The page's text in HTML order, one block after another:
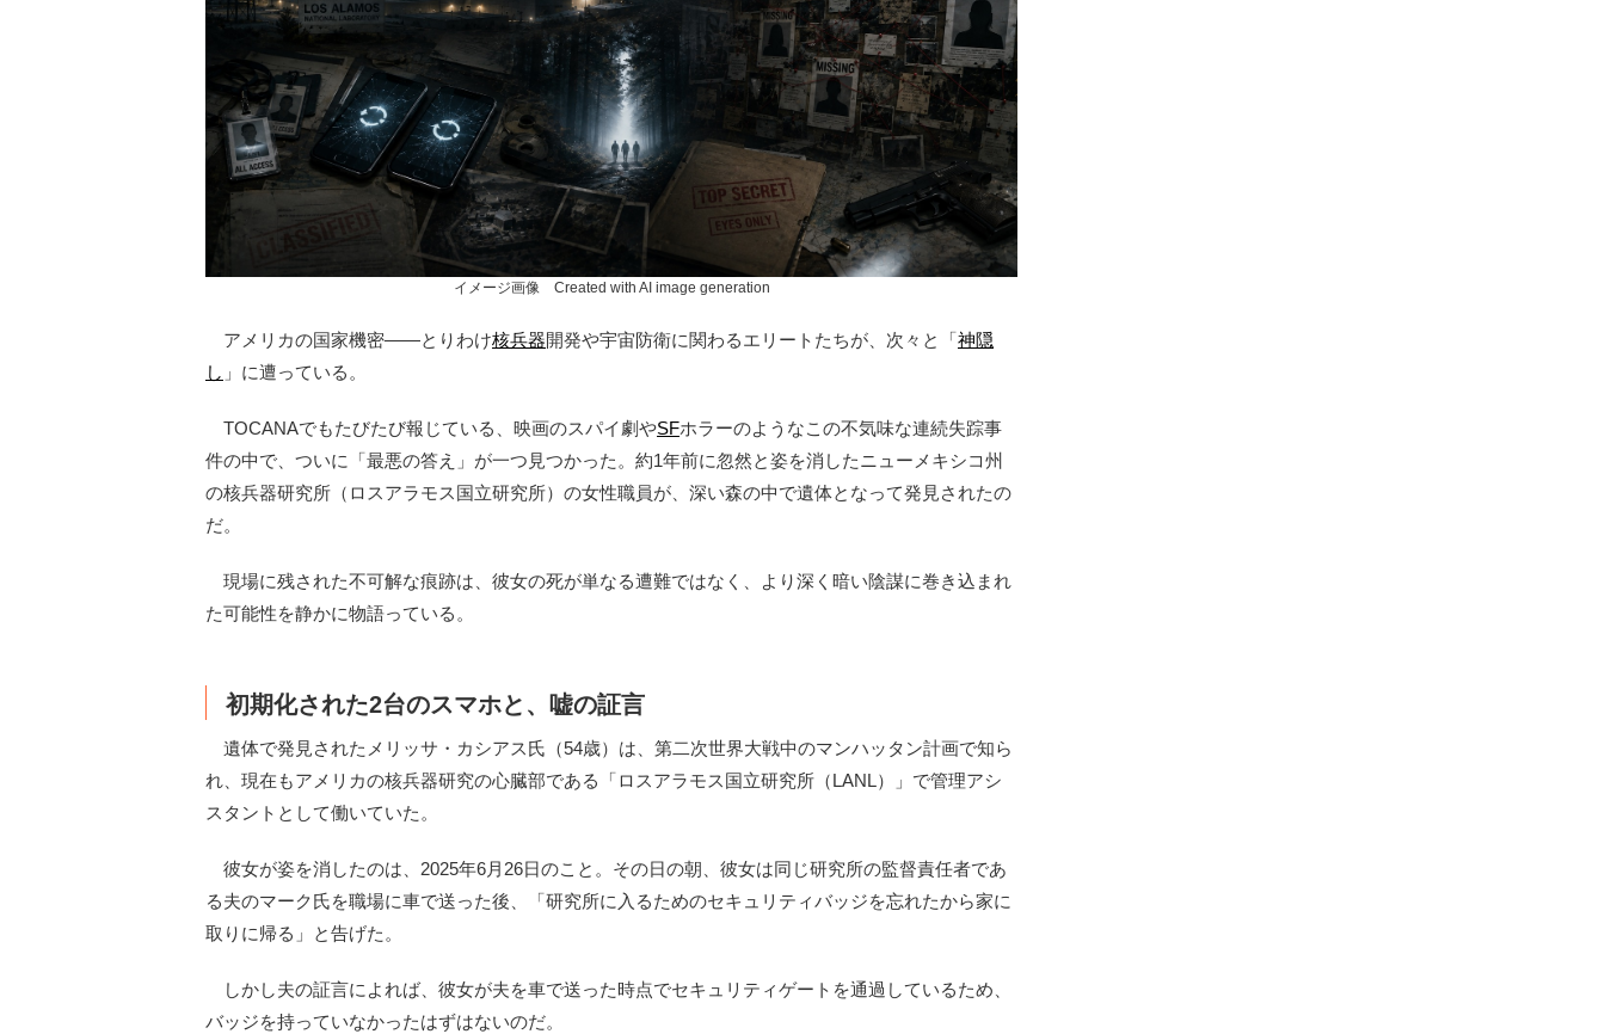
イメージ画像 Created with AI image generation
アメリカの国家機密——とりわけ核兵器開発や宇宙防衛に関わるエリートたちが、次々と「神隠
し 」に遭っている。
TOCANAでもたびたび報じている、映画のスパイ劇やSFホラーのようなこの不気味な連続失踪事
件の中で、ついに「最悪の答え」が一つ見つかった。約1年前に忽然と姿を消したニューメキシコ州
の核兵器研究所（ロスアラモス国立研究所）の女性職員が、深い森の中で遺体となって発見されたの
だ。
現場に残された不可解な痕跡は、彼女の死が単なる遭難ではなく、より深く暗い陰謀に巻き込まれ
た可能性を静かに物語っている。
初期化された2台のスマホと、嘘の証言
遺体で発見されたメリッサ・カシアス氏（54歳）は、第二次世界大戦中のマンハッタン計画で知ら
れ、現在もアメリカの核兵器研究の心臓部である「ロスアラモス国立研究所（LANL）」で管理アシ
スタントとして働いていた。
彼女が姿を消したのは、2025年6月26日のこと。その日の朝、彼女は同じ研究所の監督責任者であ
る夫のマーク氏を職場に車で送った後、「研究所に入るためのセキュリティバッジを忘れたから家に
取りに帰る」と告げた。
しかし夫の証言によれば、彼女が夫を車で送った時点でセキュリティゲートを通過しているため、
バッジを持っていなかったはずはないのだ。